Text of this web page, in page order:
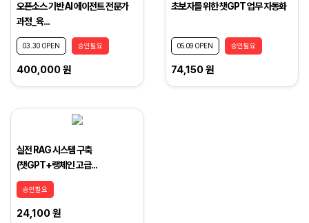
오픈소스 기반 AI 에이전트 전문가
과정_육...
03.30 OPEN 승인필요
400,000 원
초보자를 위한 챗GPT 업무 자동화
05.09 OPEN 승인필요
74,150 원
실전 RAG 시스템 구축
(챗GPT+랭체인 고급...
승인필요
24,100 원